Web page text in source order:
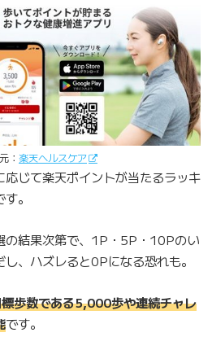
： 楽天ヘルスケア
じて楽天ポイントが当たるラッキ
。
の結果次第で、1P・5P・10Pのい
、ハズレると0Pになる恐れも。
歩数である5,000歩や連続チャレ
です。